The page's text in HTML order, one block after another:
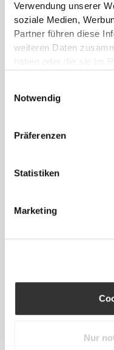
Verwendung unserer
soziale Medien,
Partner führen diese
weiteren Daten
haben oder die sie im
Notwendig
Präferenzen
Statistiken
Marketing
Nur
8 (ø) x 6 (H)
100%
Info und